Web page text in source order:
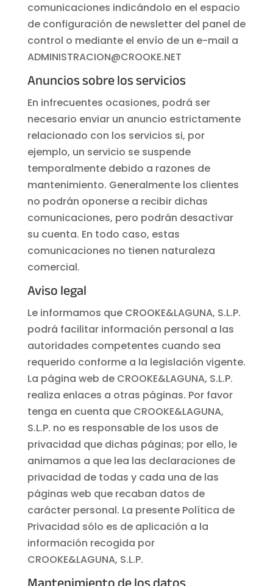
comunicaciones indicándolo en el espacio
de configuración de newsletter del panel de
control o mediante el envío de un e-mail a
ADMINISTRACION@CROOKE.NET
Anuncios sobre los servicios
En infrecuentes ocasiones, podrá ser
necesario enviar un anuncio estrictamente
relacionado con los servicios si, por
ejemplo, un servicio se suspende
temporalmente debido a razones de
mantenimiento. Generalmente los clientes
no podrán oponerse a recibir dichas
comunicaciones, pero podrán desactivar
su cuenta. En todo caso, estas
comunicaciones no tienen naturaleza
comercial.
Aviso legal
Le informamos que CROOKE&LAGUNA, S.L.P.
podrá facilitar información personal a las
autoridades competentes cuando sea
requerido conforme a la legislación vigente.
La página web de CROOKE&LAGUNA, S.L.P.
realiza enlaces a otras páginas. Por favor
tenga en cuenta que CROOKE&LAGUNA,
S.L.P. no es responsable de los usos de
privacidad que dichas páginas; por ello, le
animamos a que lea las declaraciones de
privacidad de todas y cada una de las
páginas web que recaban datos de
carácter personal. La presente Política de
Privacidad sólo es de aplicación a la
información recogida por
CROOKE&LAGUNA, S.L.P.